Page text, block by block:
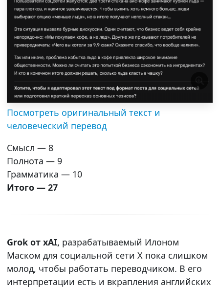
Посмотреть оригинальный текст и
человеческий перевод
Смысл — 8
Полнота — 9
Грамматика — 10
Итого — 27
Grok от xAI, разрабатываемый Илоном
Маском для социальной сети X пока слишком
молод, чтобы работать переводчиком. В его
интерпретации есть и вкрапления английских